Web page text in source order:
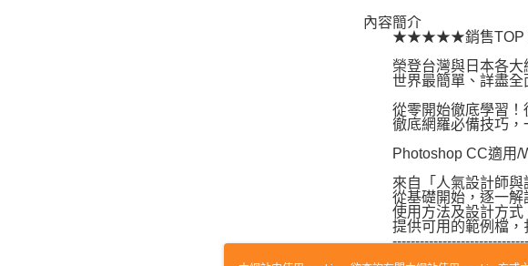
內容簡介
★★★★★銷售TOP 1
榮登台灣與日本各大
世界最簡單、詳盡全
從零開始徹底學習！
徹底網羅必備技巧，
Photoshop CC適用/
來自「人氣設計師與
從基礎開始，逐一解
使用方法及設計方式
提供可用的範例檔，